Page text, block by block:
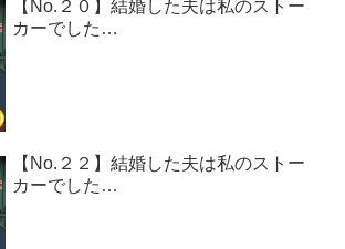
【No.２０】結婚した夫は私のストー
カーでした…
【No.２２】結婚した夫は私のストー
カーでした…